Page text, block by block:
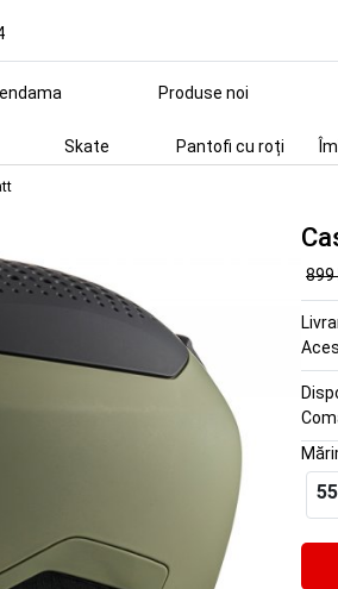
Produse noi
Skate Pantofi cu roți